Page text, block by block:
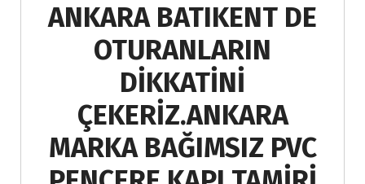
ANKARA BATIKENT DE
OTURANLARIN
DİKKATİNİ
ÇEKERİZ.ANKARA
MARKA BAĞIMSIZ PVC